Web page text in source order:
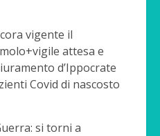
vigente il
attesa e
d’Ippocrate
Covid di nascosto
si torni a